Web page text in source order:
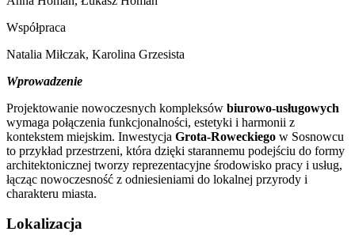
Współpraca
Natalia Miłczak, Karolina Grzesista
Wprowadzenie
Projektowanie nowoczesnych kompleksów biurowo-usługowych
wymaga połączenia funkcjonalności, estetyki i harmonii z
kontekstem miejskim. Inwestycja Grota-Roweckiego w Sosnowcu
to przykład przestrzeni, która dzięki starannemu podejściu do formy
architektonicznej tworzy reprezentacyjne środowisko pracy i usług,
łącząc nowoczesność z odniesieniami do lokalnej przyrody i
charakteru miasta.
Lokalizacja